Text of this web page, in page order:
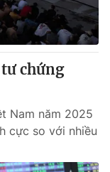
chứng
Nam năm 2025
cực so với nhiều